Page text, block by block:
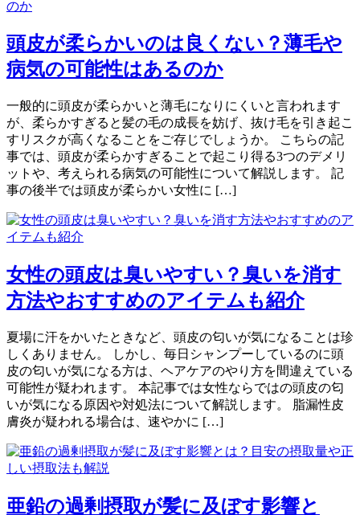
頭皮が柔らかいのは良くない？薄毛や
病気の可能性はあるのか
一般的に頭皮が柔らかいと薄毛になりにくいと言われます
が、柔らかすぎると髪の毛の成長を妨げ、抜け毛を引き起こ
すリスクが高くなることをご存じでしょうか。 こちらの記
事では、頭皮が柔らかすぎることで起こり得る3つのデメリ
ットや、考えられる病気の可能性について解説します。 記
事の後半では頭皮が柔らかい女性に […]
女性の頭皮は臭いやすい？臭いを消す
方法やおすすめのアイテムも紹介
夏場に汗をかいたときなど、頭皮の匂いが気になることは珍
しくありません。 しかし、毎日シャンプーしているのに頭
皮の匂いが気になる方は、ヘアケアのやり方を間違えている
可能性が疑われます。 本記事では女性ならではの頭皮の匂
いが気になる原因や対処法について解説します。 脂漏性皮
膚炎が疑われる場合は、速やかに […]
亜鉛の過剰摂取が髪に及ぼす影響と